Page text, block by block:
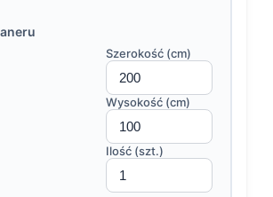
Szerokość (cm)
Wysokość (cm)
Ilość (szt.)